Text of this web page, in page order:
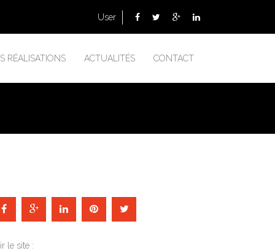
User
RÉALISATIONS ACTUALITÉS CONTACT
le site :